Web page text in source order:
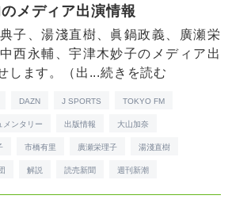
メディア出演情報
子、湯淺直樹、眞鍋政義、廣瀬栄
西永輔、宇津木妙子のメディア出
します。（出...続きを読む
DAZN J SPORTS TOKYO FM
メンタリー 出版情報 大山加奈
市橋有里 廣瀬栄理子 湯淺直樹
解説 読売新聞 週刊新潮